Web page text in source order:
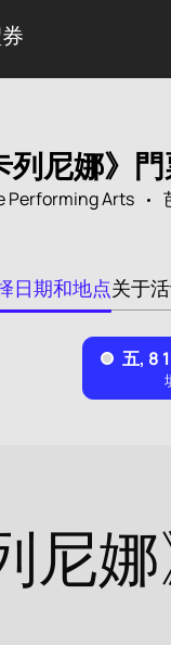
列尼娜》
Performing Arts
日期和地点关于
尼